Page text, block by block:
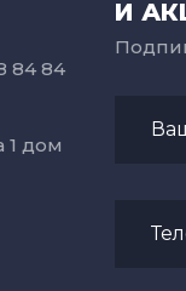
84 84
1 дом
И